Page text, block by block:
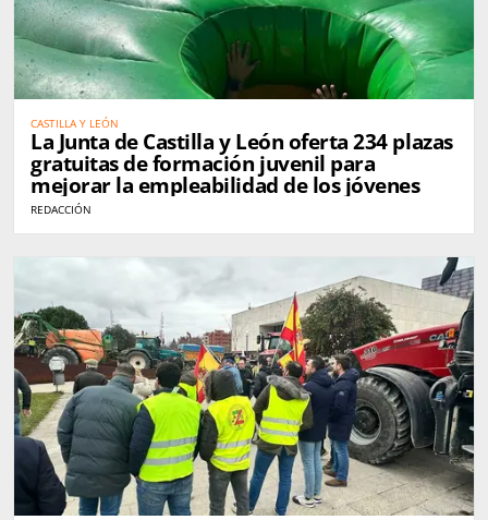
CASTILLA Y LEÓN
La Junta de Castilla y León oferta 234 plazas
gratuitas de formación juvenil para
mejorar la empleabilidad de los jóvenes
REDACCIÓN